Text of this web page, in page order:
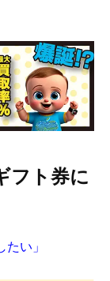
フト券に
い」